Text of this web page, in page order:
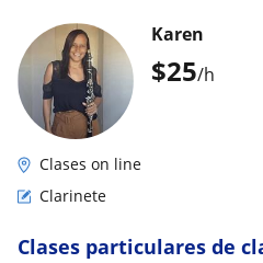
$25/h
Karen
Clases on line
Clarinete
Clases particulares de